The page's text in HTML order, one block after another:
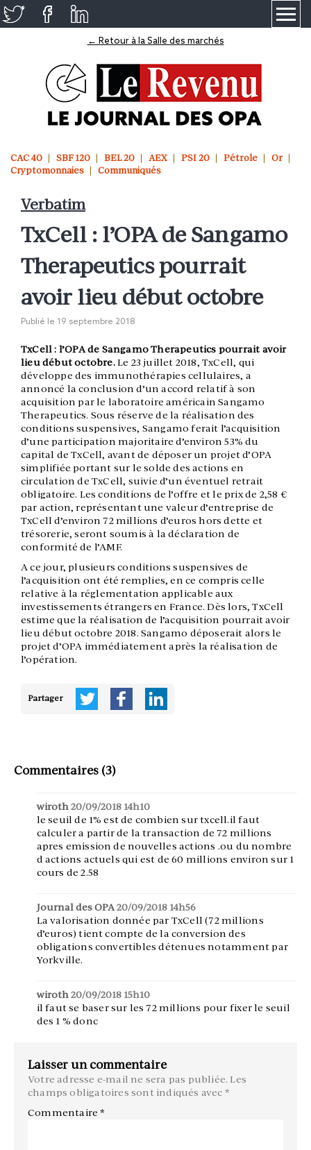
← Retour à la Salle des marchés
CAC 40 SBF 120 BEL 20 AEX PSI 20 Pétrole
Or
Cryptomonnaies
Communiqués
Verbatim
TxCell : l’OPA de Sangamo
Therapeutics pourrait
avoir lieu début octobre
Publié le 19 septembre 2018
TxCell : l’OPA de Sangamo Therapeutics pourrait avoir
lieu début octobre.Le 23 juillet 2018, TxCell, qui
développe des immunothérapies cellulaires, a
annoncé la conclusion d’un accord relatif à son
acquisition par le laboratoire américain Sangamo
Therapeutics. Sous réserve de la réalisation des
conditions suspensives, Sangamo ferait l’acquisition
d’une participation majoritaire d’environ 53% du
capital de TxCell, avant de déposer un projet d’OPA
simplifiée portant sur le solde des actions en
circulation de TxCell, suivie d’un éventuel retrait
obligatoire. Les conditions de l’offre et le prix de 2,58 €
par action, représentant une valeur d’entreprise de
TxCell d’environ 72 millions d’euros hors dette et
trésorerie, seront soumis à la déclaration de
conformité de l’AMF.
A ce jour, plusieurs conditions suspensives de
l’acquisition ont été remplies, en ce compris celle
relative à la réglementation applicable aux
investissements étrangers en France. Dès lors, TxCell
estime que la réalisation de l’acquisition pourrait avoir
lieu début octobre 2018. Sangamo déposerait alors le
projet d’OPA immédiatement après la réalisation de
l’opération.
Partager
Commentaires (3)
wiroth 20/09/2018 14h10
le seuil de 1% est de combien sur txcell.il faut
calculer a partir de la transaction de 72 millions
apres emission de nouvelles actions .ou du nombre
d actions actuels qui est de 60 millions environ sur 1
cours de 2.58
Journal des OPA 20/09/2018 14h56
La valorisation donnée par TxCell (72 millions
d’euros) tient compte de la conversion des
obligations convertibles détenues notamment par
Yorkville.
wiroth 20/09/2018 15h10
il faut se baser sur les 72 millions pour fixer le seuil
des 1 % donc
Laisser un commentaire
Votre adresse e-mail ne sera pas publiée. Les
champs obligatoires sont indiqués avec *
Commentaire*